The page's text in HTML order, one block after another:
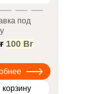
под
Первоначальная
составляла
140 Br.
100 BrТекущая
100 Br.
корзину